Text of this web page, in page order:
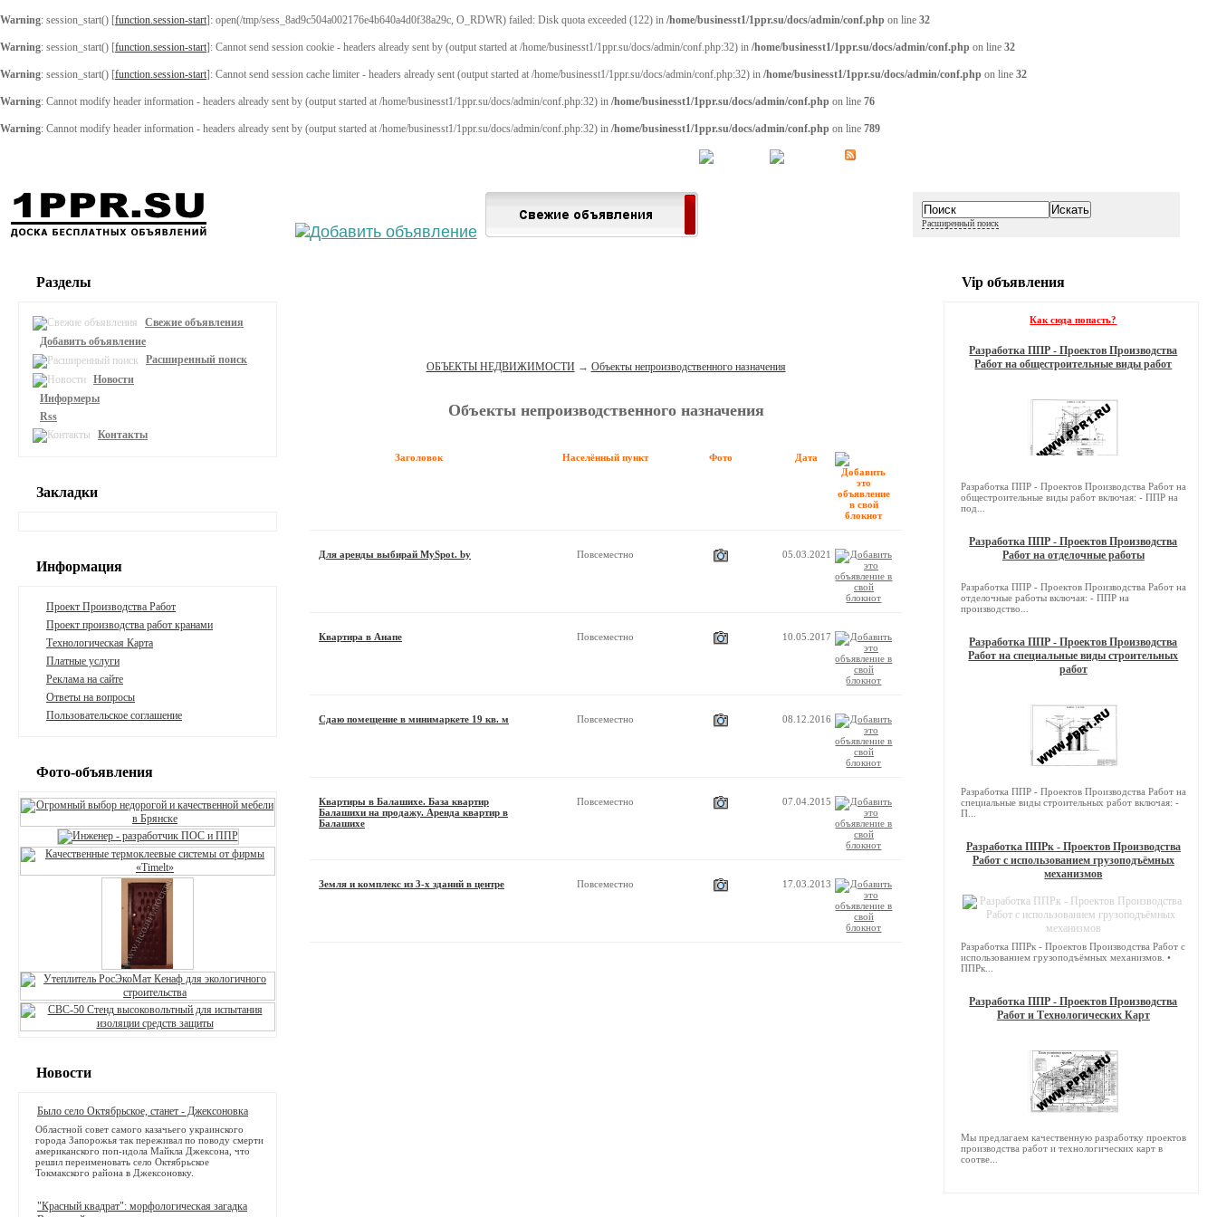
Warning: session_start() [function.session-start]: open(/tmp/sess_8ad9c504a002176e4b640a4d0f38a29c, O_RDWR) failed: Disk quota exceeded (122) in /home/businesst1/1ppr.su/docs/admin/conf.php on line 32
Warning: session_start() [function.session-start]: Cannot send session cookie - headers already sent by (output started at /home/businesst1/1ppr.su/docs/admin/conf.php:32) in /home/businesst1/1ppr.su/docs/admin/conf.php on line 32
Warning: session_start() [function.session-start]: Cannot send session cache limiter - headers already sent (output started at /home/businesst1/1ppr.su/docs/admin/conf.php:32) in /home/businesst1/1ppr.su/docs/admin/conf.php on line 32
Warning: Cannot modify header information - headers already sent by (output started at /home/businesst1/1ppr.su/docs/admin/conf.php:32) in /home/businesst1/1ppr.su/docs/admin/conf.php on line 76
Warning: Cannot modify header information - headers already sent by (output started at /home/businesst1/1ppr.su/docs/admin/conf.php:32) in /home/businesst1/1ppr.su/docs/admin/conf.php on line 789
Расширенный поиск
ОБЪЕКТЫ НЕДВИЖИМОСТИ → Объекты непроизводственного назначения
Объекты непроизводственного назначения
Заголовок Дата
Фото
Населённый пункт
Для аренды выбирай MySpot. by 05.03.2021
Повсеместно
Квартира в Анапе 10.05.2017
Повсеместно
Сдаю помещение в минимаркете 19 кв. м 08.12.2016
Повсеместно
Квартиры в Балашихе. База квартир
Балашихи на продажу. Аренда квартир в
Балашихе
07.04.2015
Повсеместно
Земля и комплекс из 3-х зданий в центре 17.03.2013
Повсеместно
Разделы
Свежие объявления
Добавить объявление
Расширенный поиск
Новости
Информеры
Rss
Контакты
Закладки
Информация
Проект Производства Работ
Проект производства работ кранами
Технологическая Карта
Платные услуги
Реклама на сайте
Ответы на вопросы
Пользовательское соглашение
Фото-объявления
Новости
Было село Октябрьское, станет - Джексоновка
Областной совет самого казачьего украинского
города Запорожья так переживал по поводу смерти
американского поп-идола Майкла Джексона, что
решил переименовать село Октябрьское
Токмакского района в Джексоновку.
"Красный квадрат": морфологическая загадка
Vip объявления
Как сюда попасть?
Разработка ППР - Проектов Производства
Работ на общестроительные виды работ
Разработка ППР - Проектов Производства Работ на
общестроительные виды работ включая: - ППР на
под...
Разработка ППР - Проектов Производства
Работ на отделочные работы
Разработка ППР - Проектов Производства Работ на
отделочные работы включая: - ППР на
производство...
Разработка ППР - Проектов Производства
Работ на специальные виды строительных
работ
Разработка ППР - Проектов Производства Работ на
специальные виды строительных работ включая: -
П...
Разработка ППРк - Проектов Производства
Работ с использованием грузоподъёмных
механизмов
Разработка ППРк - Проектов Производства Работ с
использованием грузоподъёмных механизмов. •
ППРк...
Разработка ППР - Проектов Производства
Работ и Технологических Карт
Мы предлагаем качественную разработку проектов
производства работ и технологических карт в
соотве...